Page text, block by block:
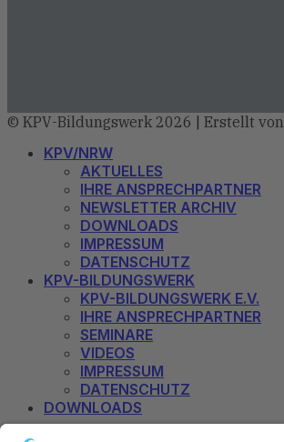
© KPV-Bildungswerk 2026 | Erstellt von
KPV/NRW
AKTUELLES
IHRE ANSPRECHPARTNER
NEWSLETTER ARCHIV
DOWNLOADS
IMPRESSUM
DATENSCHUTZ
KPV-BILDUNGSWERK
KPV-BILDUNGSWERK E.V.
IHRE ANSPRECHPARTNER
SEMINARE
VIDEOS
IMPRESSUM
DATENSCHUTZ
DOWNLOADS